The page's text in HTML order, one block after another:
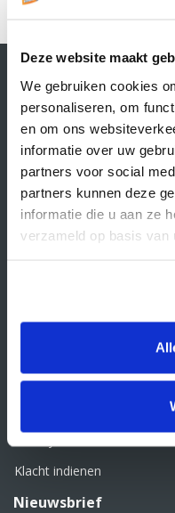
Deze website maakt
We gebruiken cookies
personaliseren, om
en om ons
informatie over uw
partners voor social
partners kunnen deze
informatie die u aan ze
verzameld op basis van
Contactgegevens
Supply Service B.V.
Nijverheidsstraat 25-K
3861 RJ Nijkerk
info@supplyservice.nl
+31 33 468 13 42
KvK nummer: 66384737
Retourbeleid
Klacht indienen
Nieuwsbrief